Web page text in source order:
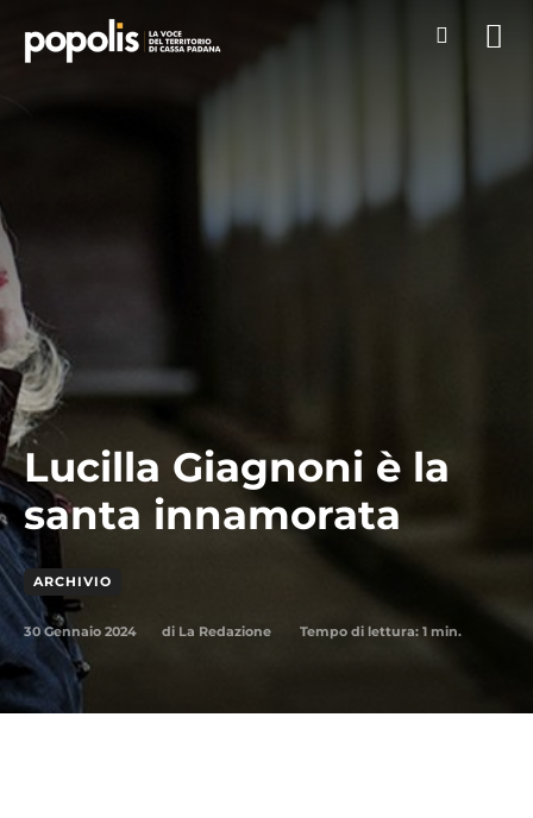
Lucilla Giagnoni è la
santa innamorata
ARCHIVIO
30 Gennaio 2024 di La Redazione Tempo di lettura: 1 min.